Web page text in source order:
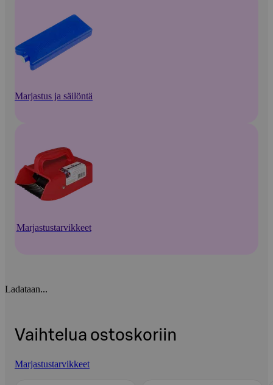
Marjastus ja säilöntä
Marjastustarvikkeet
Ladataan...
Vaihtelua ostoskoriin
Marjastustarvikkeet